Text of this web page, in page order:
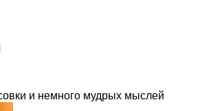
и немного мудрых мыслей